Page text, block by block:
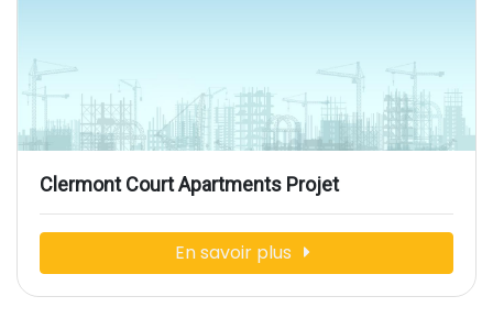
Clermont Court Apartments Projet
En savoir plus